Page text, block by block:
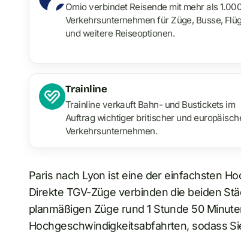
Omio verbindet Reisende mit mehr als
Verkehrsunternehmen für Züge, Busse,
und weitere Reiseoptionen.
Trainline
Trainline verkauft Bahn- und Bustickets im
Auftrag wichtiger britischer und
Verkehrsunternehmen.
Paris nach Lyon ist eine der einfachsten
Direkte TGV-Züge verbinden die beiden
planmäßigen Züge rund 1 Stunde 50
Hochgeschwindigkeitsabfahrten, sodass